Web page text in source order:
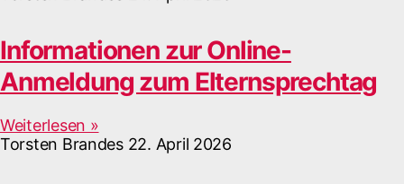
Informationen zur Online-
Anmeldung zum Elternsprechtag
Weiterlesen »
Torsten Brandes 22. April 2026